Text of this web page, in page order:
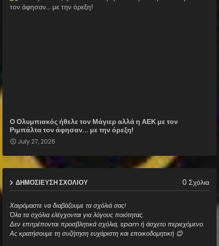
Ο Ολυμπιακός ήθελε τον Μάγιερ αλλά η ΑΕΚ με τον
Ριμπάλτα τον άφησαν... με την όρεξη!
July 27, 2026
ΔΗΜΟΣΊΕΥΣΗ ΣΧΟΛΊΟΥ 0 Σχόλια
Χαιρόμαστε να διαβάζουμε τα σχόλιά σας!
Όλα τα σχόλια ελέγχονται για λόγους ποιότητας.
Δεν επιτρέπονται προσβλητικά σχόλια, spam ή άσχετο περιεχόμενο.
Ας κρατήσουμε τη συζήτηση ευχάριστη και εποικοδομητική 😊